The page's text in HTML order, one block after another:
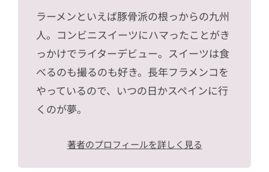
ラーメンといえば豚骨派の根っからの九州
人。コンビニスイーツにハマったことがき
っかけでライターデビュー。スイーツは食
べるのも撮るのも好き。長年フラメンコを
やっているので、いつの日かスペインに行
くのが夢。
著者のプロフィールを詳しく見る